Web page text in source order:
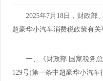
2025年7月18日，财政部、
超豪华小汽车消费税政策有关
一、《财政部 国家税务总
129号)第一条中超豪华小汽